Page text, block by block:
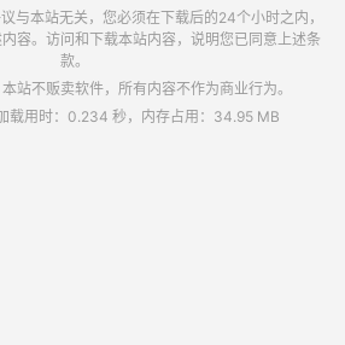
与本站无关，您必须在下载后的24个小时之内，
容。访问和下载本站内容，说明您已同意上述条
款。
站不贩卖软件，所有内容不作为商业行为。
载用时：0.234 秒，内存占用：34.95 MB